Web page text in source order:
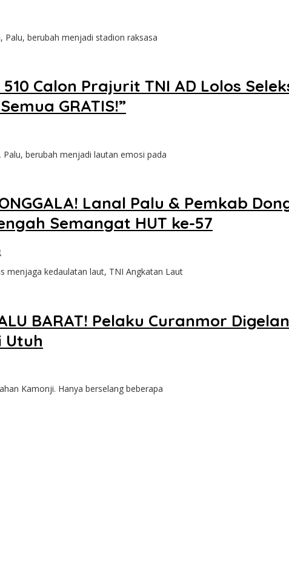
Palu, berubah menjadi stadion raksasa
510 Calon Prajurit TNI AD Lolos
GRATIS!”
berubah menjadi lautan emosi pada
Lanal Palu & Pemkab
Semangat HUT ke-57
menjaga kedaulatan laut, TNI Angkatan Laut
BARAT! Pelaku Curanmor
Utuh
Kamonji. Hanya berselang beberapa